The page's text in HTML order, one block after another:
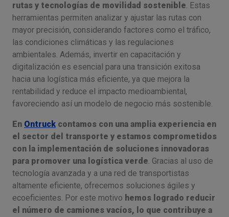
rutas y tecnologías de movilidad sostenible. Estas
herramientas permiten analizar y ajustar las rutas con
mayor precisión, considerando factores como el tráfico,
las condiciones climáticas y las regulaciones
ambientales. Además, invertir en capacitación y
digitalización es esencial para una transición exitosa
hacia una logística más eficiente, ya que mejora la
rentabilidad y reduce el impacto medioambiental,
favoreciendo así un modelo de negocio más sostenible.
En Ontruck contamos con una amplia experiencia en
el sector del transporte y estamos comprometidos
con la implementación de soluciones innovadoras
para promover una logística verde. Gracias al uso de
tecnología avanzada y a una red de transportistas
altamente eficiente, ofrecemos soluciones ágiles y
ecoeficientes. Por este motivo hemos logrado reducir
el número de camiones vacíos, lo que contribuye a